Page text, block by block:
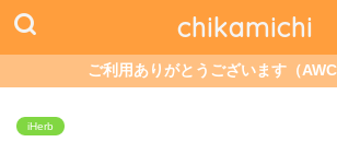
chikamichi
ご利用ありがとうございます（AWC
iHerb